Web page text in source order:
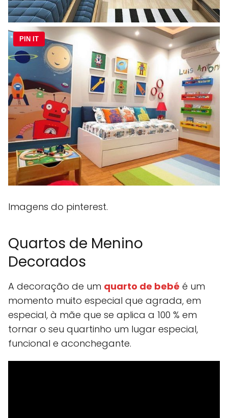
PIN IT
Imagens do pinterest.
Quartos de Menino
Decorados
A decoração de um quarto de bebé é um
momento muito especial que agrada, em
especial, à mãe que se aplica a 100 % em
tornar o seu quartinho um lugar especial,
funcional e aconchegante.